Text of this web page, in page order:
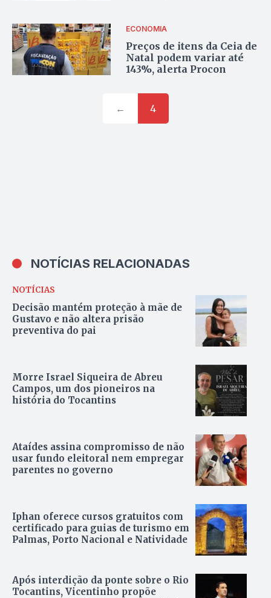
ECONOMIA
Preços de itens da Ceia de
Natal podem variar até
143%, alerta Procon
← 4
NOTÍCIAS RELACIONADAS
NOTÍCIAS
Decisão mantém proteção à mãe de
Gustavo e não altera prisão
preventiva do pai
Morre Israel Siqueira de Abreu
Campos, um dos pioneiros na
história do Tocantins
Ataídes assina compromisso de não
usar fundo eleitoral nem empregar
parentes no governo
Iphan oferece cursos gratuitos com
certificado para guias de turismo em
Palmas, Porto Nacional e Natividade
Após interdição da ponte sobre o Rio
Tocantins, Vicentinho propõe